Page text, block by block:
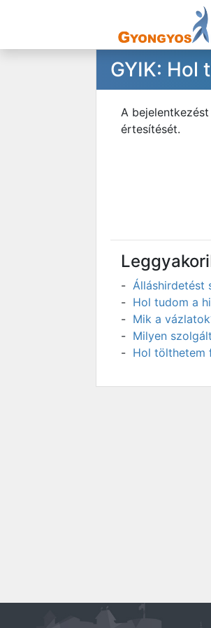
GYIK: Hol
A
értesítését.
Álláshirdetést
Hol tudom a
Mik a
Milyen
Hol tölthetem